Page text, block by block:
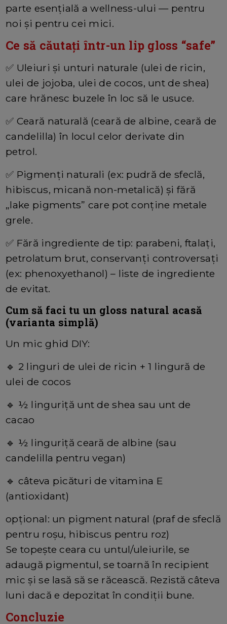
parte esențială a wellness-ului — pentru
noi și pentru cei mici.
Ce să căutaţi într-un lip gloss “safe”
✅ Uleiuri şi unturi naturale (ulei de ricin,
ulei de jojoba, ulei de cocos, unt de shea)
care hrănesc buzele în loc să le usuce.
✅ Ceară naturală (ceară de albine, ceară de
candelilla) în locul celor derivate din
petrol.
✅ Pigmenţi naturali (ex: pudră de sfeclă,
hibiscus, micană non-metalică) şi fără
„lake pigments” care pot conţine metale
grele.
✅ Fără ingrediente de tip: parabeni, ftalaţi,
petrolatum brut, conservanţi controversaţi
(ex: phenoxyethanol) – liste de ingrediente
de evitat.
Cum să faci tu un gloss natural acasă
(varianta simplă)
Un mic ghid DIY:
🔹 2 linguri de ulei de ricin + 1 lingură de
ulei de cocos
🔹 ½ linguriţă unt de shea sau unt de
cacao
🔹 ½ linguriţă ceară de albine (sau
candelilla pentru vegan)
🔹 câteva picături de vitamina E
(antioxidant)
opţional: un pigment natural (praf de sfeclă
pentru roşu, hibiscus pentru roz)
Se topeşte ceara cu untul/uleiurile, se
adaugă pigmentul, se toarnă în recipient
mic şi se lasă să se răcească. Rezistă câteva
luni dacă e depozitat în condiţii bune.
Concluzie